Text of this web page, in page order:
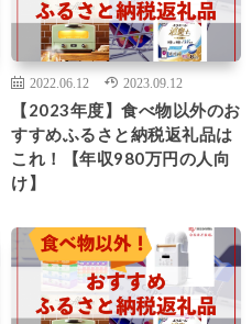
2022.06.12 2023.09.12
【2023年度】食べ物以外のお
すすめふるさと納税返礼品は
これ！【年収980万円の人向
け】